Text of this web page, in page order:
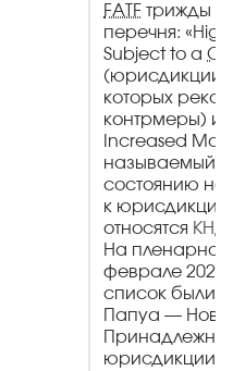
FATF трижды в
перечня:
Subject to a
(юрисдикции,
которых
контрмеры) и
Increased
называемый
состоянию на
к
относятся
На
феврале 2026
список были
Папуа —
юрисдикции